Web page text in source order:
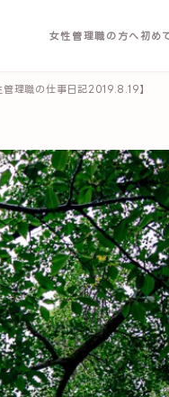
女性管理職の方へ初め
理職の仕事日記2019.8.19】